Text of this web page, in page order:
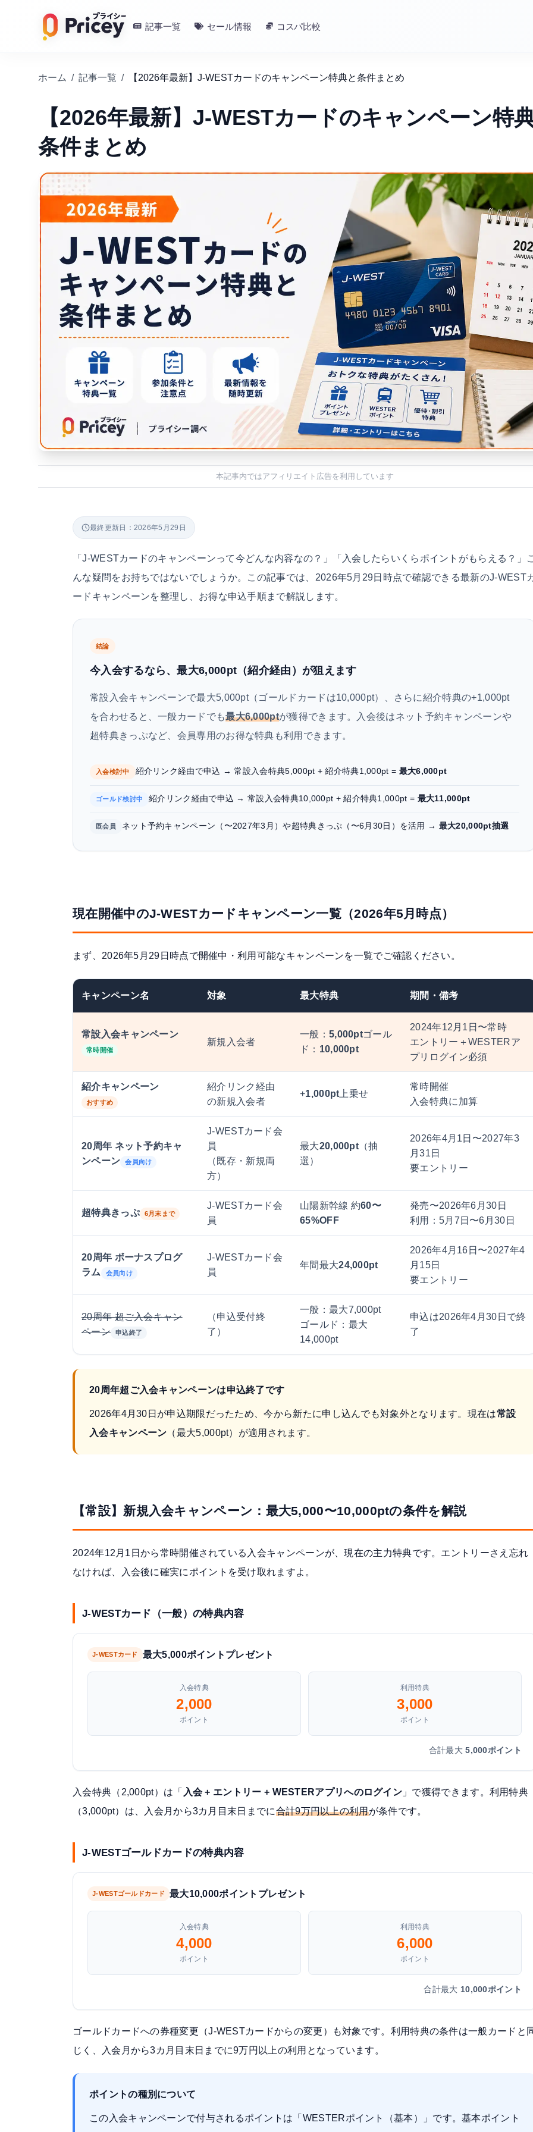
記事一覧 セール情報 コスパ比較
ホーム / 記事一覧 / 【2026年最新】J-WESTカードのキャンペーン特典と条件まとめ
【2026年最新】J-WESTカードのキャンペーン特
条件まとめ
本記事内ではアフィリエイト広告を利用しています
最終更新日：2026年5月29日
「J-WESTカードのキャンペーンって今どんな内容なの？」「入会したらいくらポイントがもらえる？」
んな疑問をお持ちではないでしょうか。この記事では、2026年5月29日時点で確認できる最新のJ-WEST
ードキャンペーンを整理し、お得な申込手順まで解説します。
結論
今入会するなら、最大6,000pt（紹介経由）が狙えます
常設入会キャンペーンで最大5,000pt（ゴールドカードは10,000pt）、さらに紹介特典の+1,000pt
を合わせると、一般カードでも最大6,000ptが獲得できます。入会後はネット予約キャンペーンや
超特典きっぷなど、会員専用のお得な特典も利用できます。
入会検討中 紹介リンク経由で申込 → 常設入会特典5,000pt + 紹介特典1,000pt = 最大6,000pt
ゴールド検討中 紹介リンク経由で申込 → 常設入会特典10,000pt + 紹介特典1,000pt = 最大11,000pt
既会員 ネット予約キャンペーン（〜2027年3月）や超特典きっぷ（〜6月30日）を活用 → 最大20,000pt抽選
現在開催中のJ-WESTカードキャンペーン一覧（2026年5月時点）
まず、2026年5月29日時点で開催中・利用可能なキャンペーンを一覧でご確認ください。
キャンペーン名 対象 最大特典 期間・備考
常設入会キャンペーン
常時開催
新規入会者
一般： 5,000ptゴール
ド： 10,000pt
2024年12月1日〜常時
エントリー＋WESTERア
プリログイン必須
紹介キャンペーン
おすすめ
紹介リンク経由
の新規入会者
+1,000pt 上乗せ
常時開催
入会特典に加算
20周年 ネット予約キャ
ンペーン
会員向け
J-WESTカード会
員
（既存・新規両
方）
最大20,000pt （抽
選）
2026年4月1日〜2027年3
月31日
要エントリー
超特典きっぷ 6月末まで
J-WESTカード会
員
山陽新幹線 約60〜
65%OFF
発売〜2026年6月30日
利用：5月7日〜6月30日
20周年 ボーナスプログ
ラム
会員向け
J-WESTカード会
員
年間最大24,000pt
2026年4月16日〜2027年4
月15日
要エントリー
20周年 超ご入会キャン
ペーン
申込終了
（申込受付終
了）
一般：最大7,000pt
ゴールド：最大
14,000pt
申込は2026年4月30日で終
了
20周年超ご入会キャンペーンは申込終了です
2026年4月30日が申込期限だったため、今から新たに申し込んでも対象外となります。現在は常設
入会キャンペーン （最大5,000pt）が適用されます。
【常設】新規入会キャンペーン：最大5,000〜10,000ptの条件を解説
2024年12月1日から常時開催されている入会キャンペーンが、現在の主力特典です。エントリーさえ忘れ
なければ、入会後に確実にポイントを受け取れますよ。
J-WESTカード（一般）の特典内容
J-WESTカード 最大5,000ポイントプレゼント
入会特典
2,000
ポイント
利用特典
3,000
ポイント
合計最大5,000ポイント
入会特典（2,000pt）は「 入会 + エントリー + WESTERアプリへのログイン 」で獲得できます。利用特典
（3,000pt）は、入会月から3カ月目末日までに合計9万円以上の利用が条件です。
J-WESTゴールドカードの特典内容
J-WESTゴールドカード 最大10,000ポイントプレゼント
入会特典
4,000
ポイント
利用特典
6,000
ポイント
合計最大 10,000ポイント
ゴールドカードへの券種変更（J-WESTカードからの変更）も対象です。利用特典の条件は一般カードと
じく、
入会月から3カ月目末日までに9万円以上の利用 となっています。
ポイントの種別について
この入会キャンペーンで付与されるポイントは「WESTERポイント（基本）」です。基本ポイント